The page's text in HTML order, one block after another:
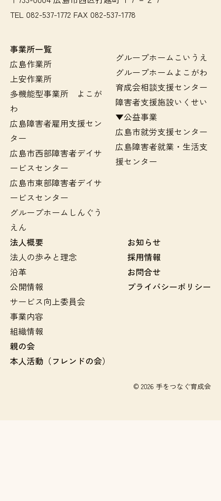
TEL 082-537-1772 FAX 082-537-1778
事業所一覧
広島作業所
上安作業所
多機能型事業所 よこが
わ
広島障害者雇用支援セン
ター
広島市西部障害者デイサ
ービスセンター
広島市東部障害者デイサ
ービスセンター
グループホームしんぐう
えん
グループホームこいうえ
グループホームよこがわ
育成会相談支援センター
障害者支援施設いくせい
▼公益事業
広島市就労支援センター
広島障害者就業・生活支
援センター
法人概要
法人の歩みと理念
沿革
公開情報
サービス向上委員会
事業内容
組織情報
お知らせ
採用情報
お問合せ
プライバシーポリシー
親の会
本人活動（フレンドの会）
© 2026 手をつなぐ育成会